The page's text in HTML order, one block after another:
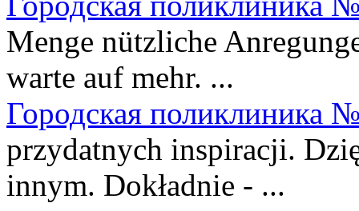
Menge nützliche
warte auf mehr. ...
Городская поликлиника
przydatnych inspiracji.
innym. Dokładnie - ...